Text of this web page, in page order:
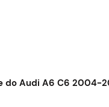
do Audi A6 C6 2004-